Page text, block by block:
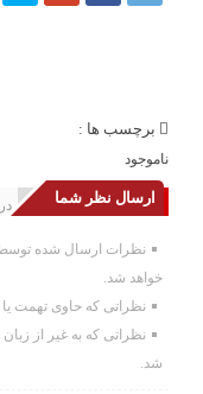
برچسب ها :
ناموجود
ارسال نظر شما
انتشار یافته : 0
نظرات ارسال شده توسط
خواهد شد.
نظراتی که حاوی تهمت یا
نظراتی که به غیر از
شد.